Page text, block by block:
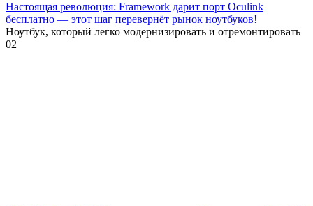
Настоящая революция: Framework дарит порт Oculink
бесплатно — этот шаг перевернёт рынок ноутбуков!
Ноутбук, который легко модернизировать и отремонтировать
02